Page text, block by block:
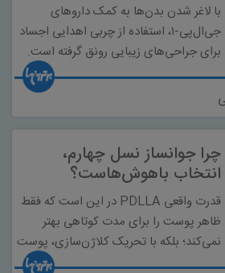
با لاغر شدن بدن‌ها به کمک داروهای
جی‌ال‌پی-۱، استفاده از چربی اهدایی اجساد
برای جراحی‌های زیبایی رونق گرفته است.
چرا جوانساز نسل چهارم،
انتخاب باهوش‌هاست؟
قدرت واقعی PDLLA در این است که فقط
ظاهر پوست را برای مدت کوتاهی بهتر
نمی‌کند؛ بلکه با تحریک کلاژن‌سازی، پوست
را به سمت بازسازی و جوانسازی طبیعی